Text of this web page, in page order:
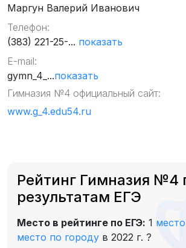
Маргун Валерий Иванович
Телефон:
(383) 221-25-... показать
E-mail:
gymn_4_...показать
Гимназия №4 официальный сайт:
www.g_4.edu54.ru
Рейтинг Гимназия №4
результатам ЕГЭ
Место в рейтинге по ЕГЭ: 1
место по городу в 2022 г. ?